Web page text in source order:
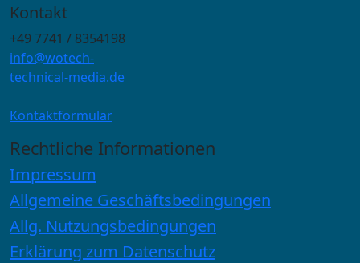
Kontakt
+49 7741 / 8354198
info@wotech-
technical-media.de
Kontaktformular
Rechtliche Informationen
Impressum
Allgemeine Geschäftsbedingungen
Allg. Nutzungsbedingungen
Erklärung zum Datenschutz